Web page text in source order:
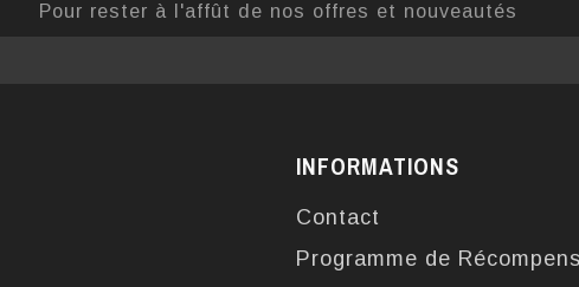
Pour rester à l'affût de nos offres et nouveautés
INFORMATIONS
Contact
Programme de